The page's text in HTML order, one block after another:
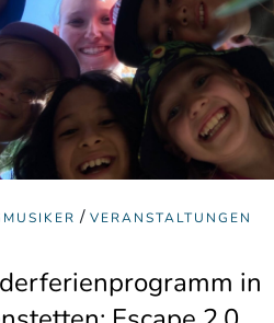
/VERANSTALTUNGEN
in